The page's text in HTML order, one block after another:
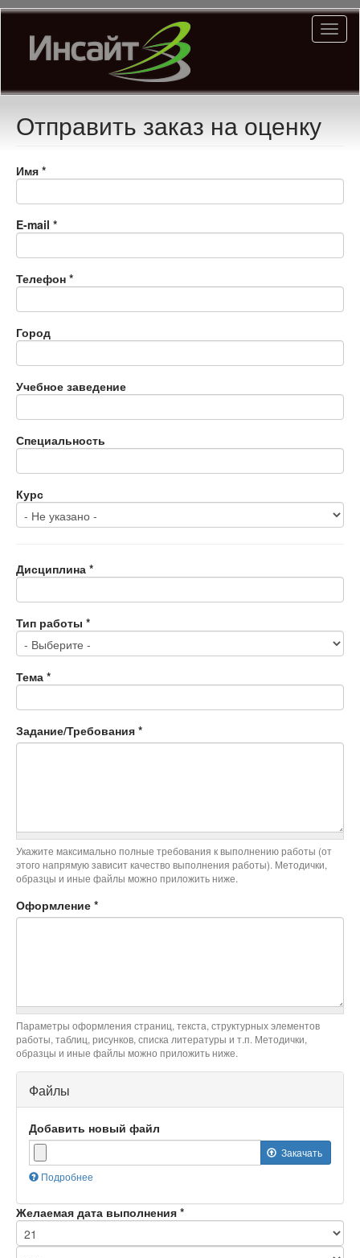
Перейти
основному
содержанию
Отправить заказ на оценку
Имя *
E-mail *
Телефон *
Город
Учебное заведение
Специальность
Курс
Дисциплина *
Тип работы *
Тема *
Задание/Требования *
Укажите максимально полные требования к выполнению работы (от
этого напрямую зависит качество выполнения работы). Методички,
образцы и иные файлы можно приложить ниже.
Оформление *
Параметры оформления страниц, текста, структурных элементов
работы, таблиц, рисунков, списка литературы и т.п. Методички,
образцы и иные файлы можно приложить ниже.
Файлы
Добавить новый файл
Закачать
Подробнее
размер
файла:
МБ.
Желаемая дата выполнения *